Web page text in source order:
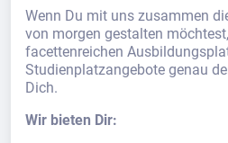
Wenn Du mit uns zusammen
von morgen gestalten
facettenreichen
Studienplatzangebote genau
Dich.
Wir bieten Dir: